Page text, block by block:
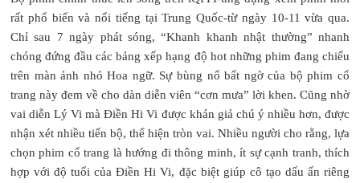
rất phổ biến và nổi tiếng tại Trung Quốc-từ ngày 10-11 vừa qua.
Chỉ sau 7 ngày phát sóng, “Khanh khanh nhật thường” nhanh
chóng đứng đầu các bảng xếp hạng độ hot những phim đang chiếu
trên màn ảnh nhỏ Hoa ngữ. Sự bùng nổ bất ngờ của bộ phim cổ
trang này đem về cho dàn diễn viên “cơn mưa” lời khen. Cũng nhờ
vai diễn Lý Vi mà Điền Hi Vi được khán giả chú ý nhiều hơn, được
nhận xét nhiều tiến bộ, thể hiện tròn vai. Nhiều người cho rằng, lựa
chọn phim cổ trang là hướng đi thông minh, ít sự cạnh tranh, thích
hợp với độ tuổi của Điền Hi Vi, đặc biệt giúp cô tạo dấu ấn riêng